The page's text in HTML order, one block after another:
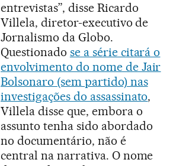
entrevistas”, disse Ricardo
Villela, diretor-executivo de
Jornalismo da Globo.
Questionado se a série citará o
envolvimento do nome de Jair
Bolsonaro (sem partido) nas
investigações do assassinato,
Villela disse que, embora o
assunto tenha sido abordado
no documentário, não é
central na narrativa. O nome